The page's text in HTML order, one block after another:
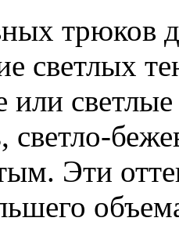
трюков
светлых
светло-
Эти